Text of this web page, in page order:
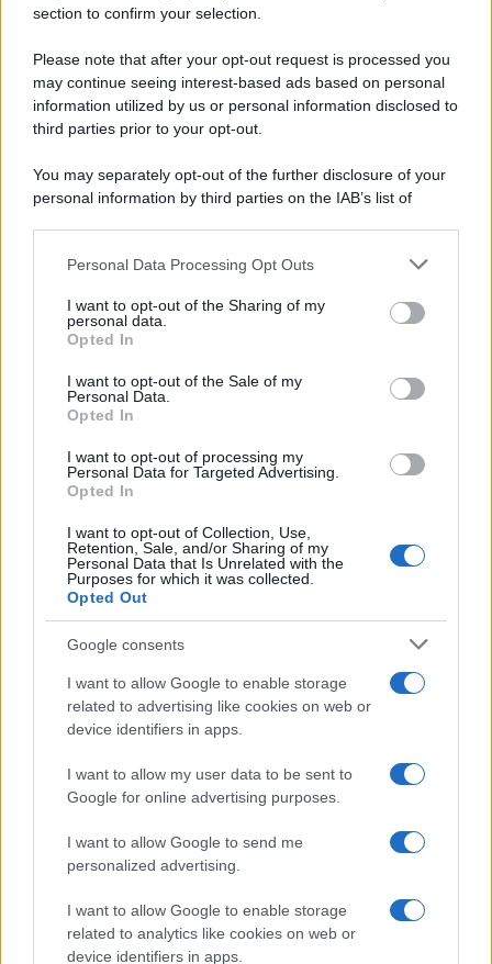
section to confirm your selection.
Please note that after your opt-out request is processed you
may continue seeing interest-based ads based on personal
information utilized by us or personal information disclosed to
third parties prior to your opt-out.
You may separately opt-out of the further disclosure of your
personal information by third parties on the IAB’s list of
This information may also be disclosed by us to third parties
disclose it to other third parties.
Please note that this website/app uses one or more Google
services and may gather and store information including but
not limited to your visit or usage behaviour. You may click to
grant or deny consent to Google and its third-party tags to
consent section.
Personal Data Processing Opt Outs
I want to opt-out of the Sharing of my
personal data.
Opted In
I want to opt-out of the Sale of my
Personal Data.
Opted In
I want to opt-out of processing my
Personal Data for Targeted Advertising.
Opted In
I want to opt-out of Collection, Use,
Retention, Sale, and/or Sharing of my
Personal Data that Is Unrelated with the
Purposes for which it was collected.
Opted Out
Google consents
I want to allow Google to enable storage
related to advertising like cookies on web or
device identifiers in apps.
I want to allow my user data to be sent to
Google for online advertising purposes.
I want to allow Google to send me
personalized advertising.
I want to allow Google to enable storage
related to analytics like cookies on web or
device identifiers in apps.
Newz Ohio
Hig Tech Mag
Scoop Mag
Lgbtqia News
Day Travel 365
Francia
Investieren24
UK
News Hub UK
Lgbtq News
Olanda
NL Newz